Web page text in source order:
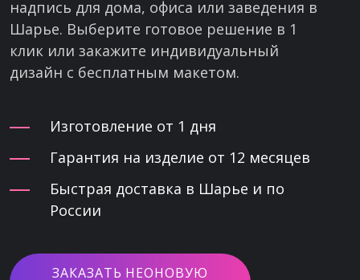
надпись для дома, офиса или заведения в
Шарье. Выберите готовое решение в 1
клик или закажите индивидуальный
дизайн с бесплатным макетом.
Изготовление от 1 дня
Гарантия на изделие от 12 месяцев
Быстрая доставка в Шарье и по
России
ЗАКАЗАТЬ НЕОНОВУЮ